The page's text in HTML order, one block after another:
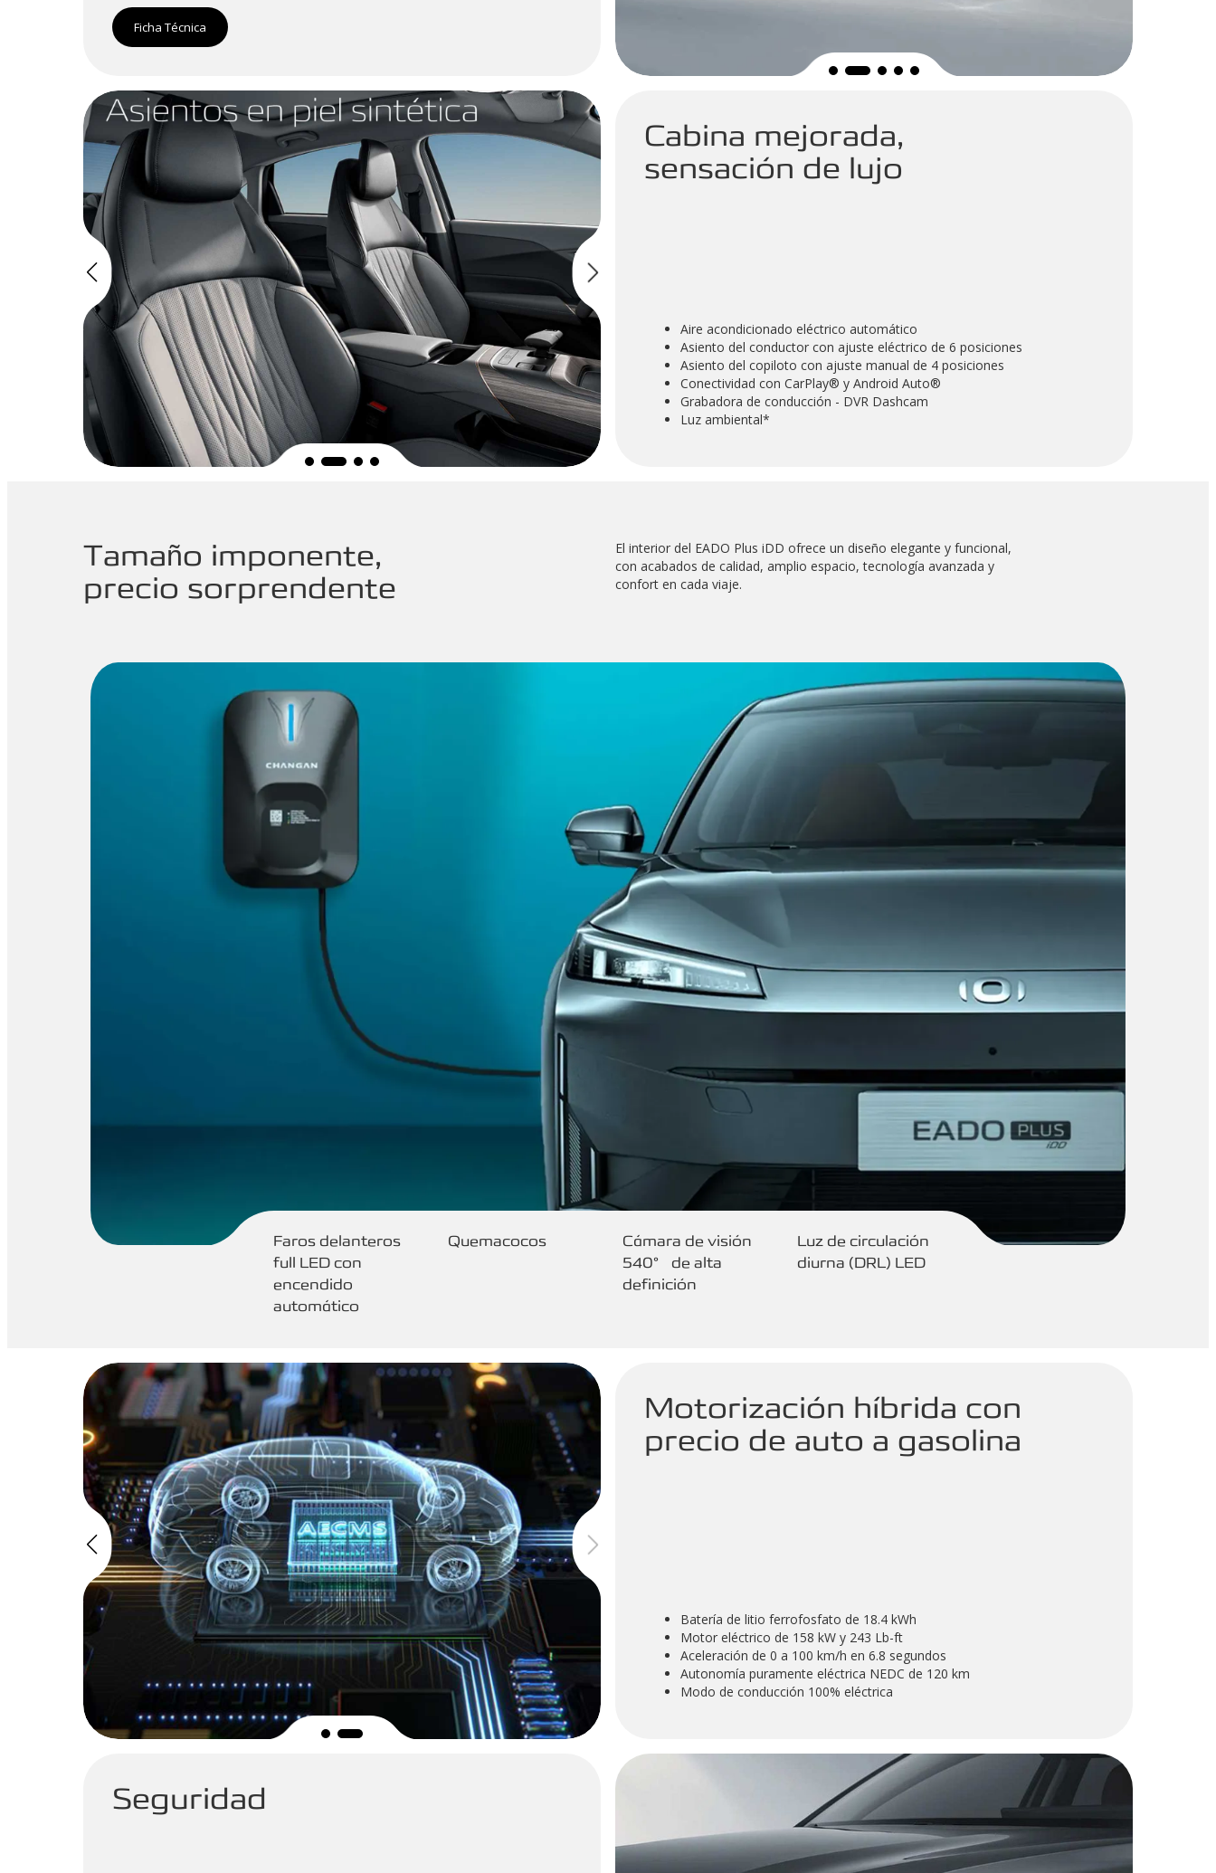
Ficha Técnica
Cabina mejorada,
sensación de lujo
Aire acondicionado eléctrico automático
Asiento del conductor con ajuste eléctrico de 6 posiciones
Asiento del copiloto con ajuste manual de 4 posiciones
Conectividad con CarPlay® y Android Auto®
Grabadora de conducción - DVR Dashcam
Luz ambiental*
Tamaño imponente,
precio sorprendente
El interior del EADO Plus iDD ofrece un diseño elegante y funcional,
con acabados de calidad, amplio espacio, tecnología avanzada y
confort en cada viaje.
Faros delanteros
full LED con
encendido
automático
Quemacocos
Cámara de visión
540° de alta
definición
Luz de circulación
diurna (DRL) LED
Motorización híbrida con
precio de auto a gasolina
Batería de litio ferrofosfato de 18.4 kWh
Motor eléctrico de 158 kW y 243 Lb-ft
Aceleración de 0 a 100 km/h en 6.8 segundos
Autonomía puramente eléctrica NEDC de 120 km
Modo de conducción 100% eléctrica
Seguridad